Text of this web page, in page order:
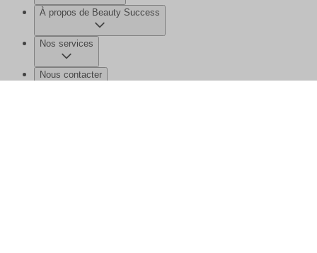
À propos de Beauty Success
Nos services
Nous contacter